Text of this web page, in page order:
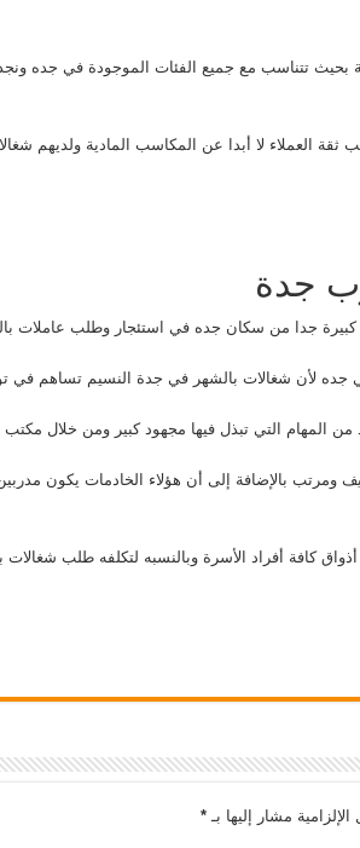
بحيث تتناسب مع جميع الفئات الموجودة في جده
العملاء لا أبدا عن المكاسب المادية ولديهم
جدة
جدا من سكان جده في استئجار وطلب عاملات
جده لأن شغالات بالشهر في جدة النسيم تساهم في
من المهام التي تبذل فيها مجهود كبير ومن خلال
بالإضافة إلى أن هؤلاء الخادمات يكون
كافة أفراد الأسرة وبالنسبه لتكلفه طلب شغالات
الإلزامية مشار إليها بـ*